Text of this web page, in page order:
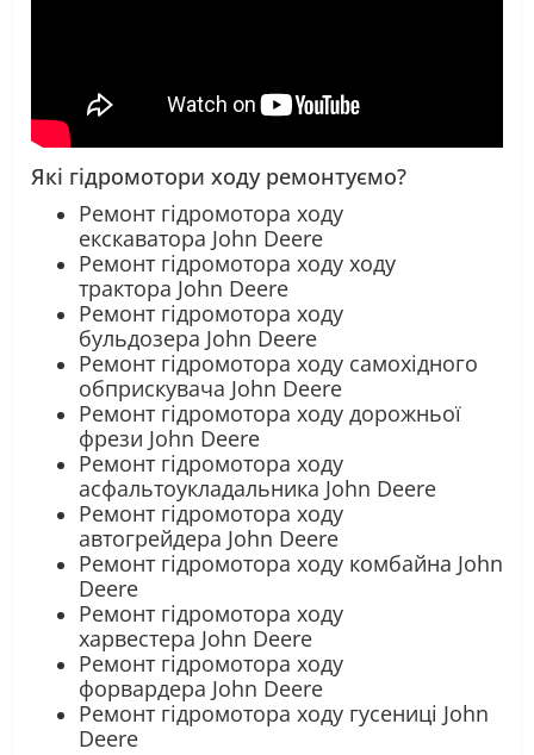
Які гідромотори ходу ремонтуємо?
Ремонт гідромотора ходу
екскаватора John Deere
Ремонт гідромотора ходу ходу
трактора John Deere
Ремонт гідромотора ходу
бульдозера John Deere
Ремонт гідромотора ходу самохідного
обприскувача John Deere
Ремонт гідромотора ходу дорожньої
фрези John Deere
Ремонт гідромотора ходу
асфальтоукладальника John Deere
Ремонт гідромотора ходу
автогрейдера John Deere
Ремонт гідромотора ходу комбайна John
Deere
Ремонт гідромотора ходу
харвестера John Deere
Ремонт гідромотора ходу
форвардера John Deere
Ремонт гідромотора ходу гусениці John
Deere